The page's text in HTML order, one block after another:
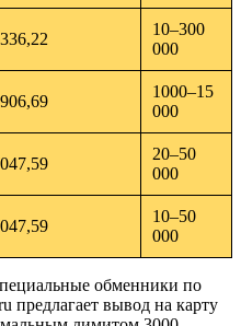
10–300
000
1000–15
000
20–50
000
10–50
000
обменники по
предлагает вывод на карту